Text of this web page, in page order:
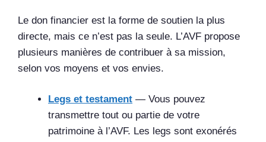
Le don financier est la forme de soutien la plus
directe, mais ce n’est pas la seule. L’AVF propose
plusieurs manières de contribuer à sa mission,
selon vos moyens et vos envies.
Legs et testament — Vous pouvez
transmettre tout ou partie de votre
patrimoine à l’AVF. Les legs sont exonérés